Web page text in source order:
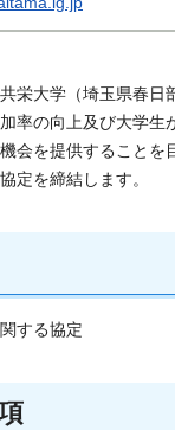
栄大学（埼玉県春日
率の向上及び大学生
会を提供することを
定を締結します。
する協定